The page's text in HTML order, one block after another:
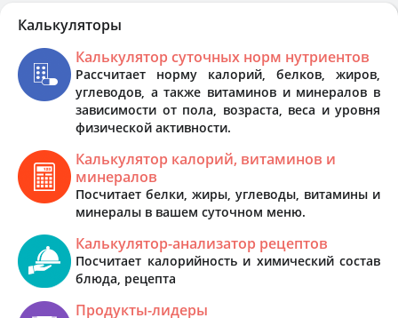
Калькуляторы
Калькулятор суточных норм нутриентов
Рассчитает норму калорий, белков, жиров,
углеводов, а также витаминов и минералов в
зависимости от пола, возраста, веса и уровня
физической активности.
Калькулятор калорий, витаминов и
минералов
Посчитает белки, жиры, углеводы, витамины и
минералы в вашем суточном меню.
Калькулятор-анализатор рецептов
Посчитает калорийность и химический состав
блюда, рецепта
Продукты-лидеры